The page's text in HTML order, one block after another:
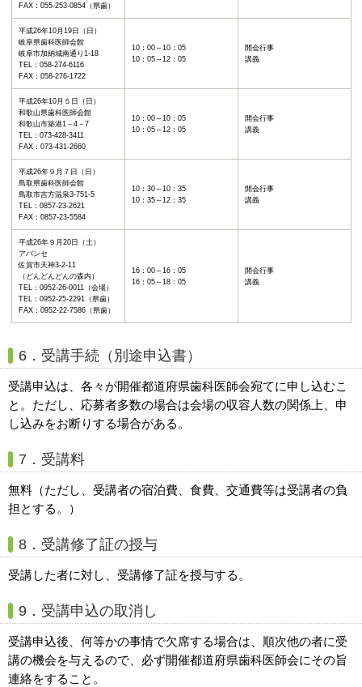
FAX：055-253-0854（県歯）
平成26年10月19日（日）
岐阜県歯科医師会館
岐阜市加納城南通り1-18
TEL：058-274-6116
FAX：058-276-1722
10：00～10：05
10：05～12：05
開会行事
講義
平成26年10月５日（日）
和歌山県歯科医師会館
和歌山市築港1－4－7
TEL：073-428-3411
FAX：073-431-2660
10：00～10：05
10：05～12：05
開会行事
講義
平成26年９月７日（日）
鳥取県歯科医師会館
鳥取市吉方温泉3-751-5
TEL：0857-23-2621
FAX：0857-23-5584
10：30～10：35
10：35～12：35
開会行事
講義
平成26年９月20日（土）
アバンセ
佐賀市天神3-2-11
（どんどんどんの森内）
TEL：0952-26-0011（会場）
TEL：0952-25-2291（県歯）
FAX：0952-22-7586（県歯）
16：00～16：05
16：05～18：05
開会行事
講義
6．受講手続（別途申込書）
受講申込は、各々が開催都道府県歯科医師会宛てに申し込むこ
と。ただし、応募者多数の場合は会場の収容人数の関係上、申
し込みをお断りする場合がある。
7．受講料
無料（ただし、受講者の宿泊費、食費、交通費等は受講者の負
担とする。）
8．受講修了証の授与
受講した者に対し、受講修了証を授与する。
9．受講申込の取消し
受講申込後、何等かの事情で欠席する場合は、順次他の者に受
講の機会を与えるので、必ず開催都道府県歯科医師会にその旨
連絡をすること。